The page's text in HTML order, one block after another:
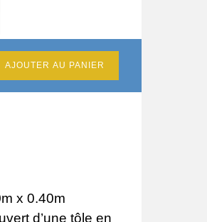
AJOUTER AU PANIER
x 0.40m
d’une tôle en